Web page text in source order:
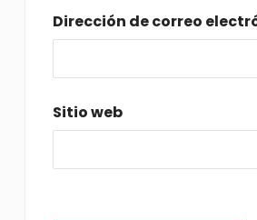
Dirección de correo
Sitio web